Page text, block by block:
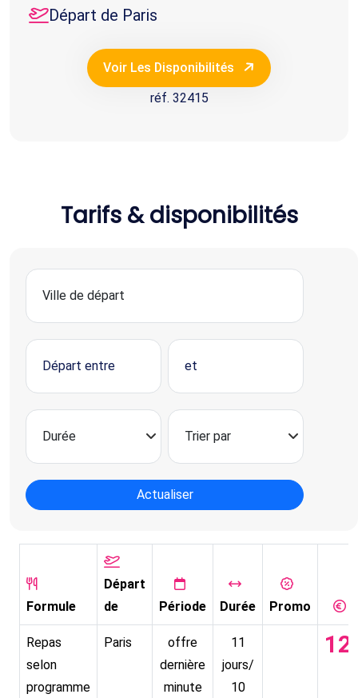
Départ de Paris
Voir Les Disponibilités
réf. 32415
Tarifs & disponibilités
Actualiser
Formule
Départ
de
Période Durée Promo
Repas
selon
programme
Paris
offre
dernière
minute
11
jours/
10